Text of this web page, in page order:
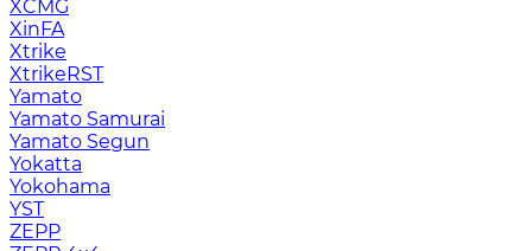
XCMG
XinFA
Xtrike
XtrikeRST
Yamato
Yamato Samurai
Yamato Segun
Yokatta
Yokohama
YST
ZEPP